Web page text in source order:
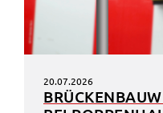
20.07.2026
Session